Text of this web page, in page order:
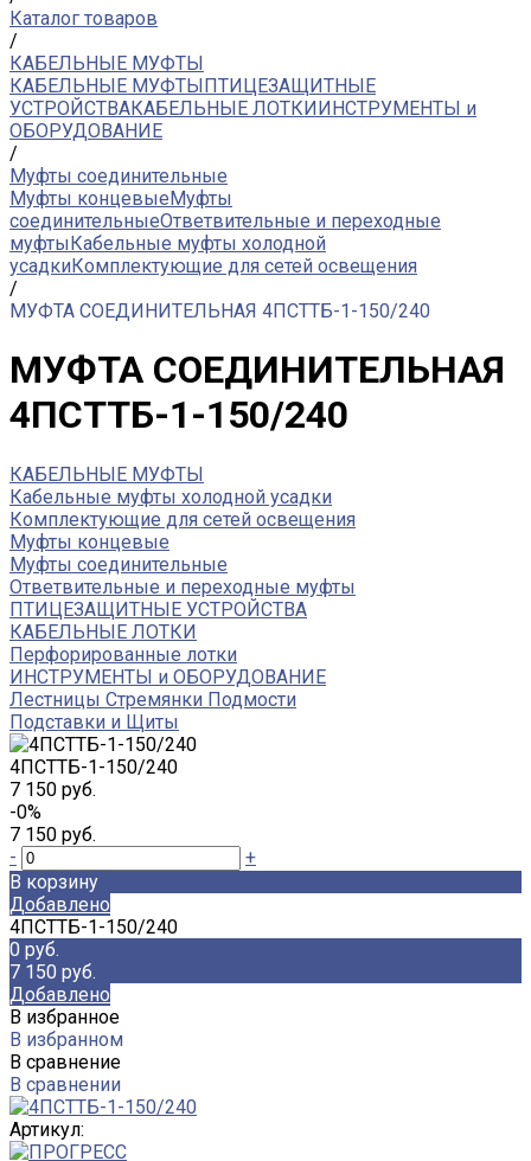
Каталог товаров
/
КАБЕЛЬНЫЕ МУФТЫ
КАБЕЛЬНЫЕ МУФТЫПТИЦЕЗАЩИТНЫЕ
УСТРОЙСТВАКАБЕЛЬНЫЕ ЛОТКИИНСТРУМЕНТЫ и
ОБОРУДОВАНИЕ
/
Муфты соединительные
Муфты концевыеМуфты
соединительныеОтветвительные и переходные
муфтыКабельные муфты холодной
усадкиКомплектующие для сетей освещения
/
МУФТА СОЕДИНИТЕЛЬНАЯ 4ПСТТБ-1-150/240
МУФТА СОЕДИНИТЕЛЬНАЯ
4ПСТТБ-1-150/240
КАБЕЛЬНЫЕ МУФТЫ
Кабельные муфты холодной усадки
Комплектующие для сетей освещения
Муфты концевые
Муфты соединительные
Ответвительные и переходные муфты
ПТИЦЕЗАЩИТНЫЕ УСТРОЙСТВА
КАБЕЛЬНЫЕ ЛОТКИ
Перфорированные лотки
ИНСТРУМЕНТЫ и ОБОРУДОВАНИЕ
Лестницы Стремянки Подмости
Подставки и Щиты
4ПСТТБ-1-150/240
7 150 руб.
-0%
7 150 руб.
-
+
В корзину
Добавлено
4ПСТТБ-1-150/240
0 руб.
7 150 руб.
Добавлено
В избранное
В избранном
В сравнение
В сравнении
Артикул: